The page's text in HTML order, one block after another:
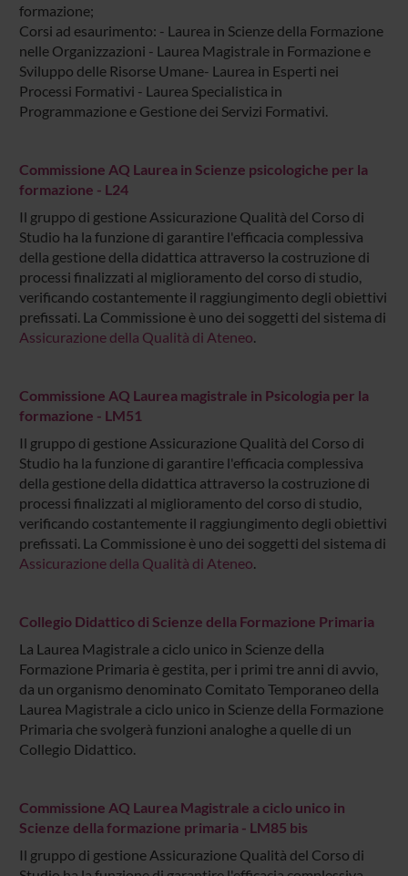
formazione;
Corsi ad esaurimento: - Laurea in Scienze della Formazione
nelle Organizzazioni - Laurea Magistrale in Formazione e
Sviluppo delle Risorse Umane- Laurea in Esperti nei
Processi Formativi - Laurea Specialistica in
Programmazione e Gestione dei Servizi Formativi.
Commissione AQ Laurea in Scienze psicologiche per la
formazione - L24
Il gruppo di gestione Assicurazione Qualità del Corso di
Studio ha la funzione di garantire l'efficacia complessiva
della gestione della didattica attraverso la costruzione di
processi finalizzati al miglioramento del corso di studio,
verificando costantemente il raggiungimento degli obiettivi
prefissati. La Commissione è uno dei soggetti del sistema di
Assicurazione della Qualità di Ateneo.
Commissione AQ Laurea magistrale in Psicologia per la
formazione - LM51
Il gruppo di gestione Assicurazione Qualità del Corso di
Studio ha la funzione di garantire l'efficacia complessiva
della gestione della didattica attraverso la costruzione di
processi finalizzati al miglioramento del corso di studio,
verificando costantemente il raggiungimento degli obiettivi
prefissati. La Commissione è uno dei soggetti del sistema di
Assicurazione della Qualità di Ateneo.
Collegio Didattico di Scienze della Formazione Primaria
La Laurea Magistrale a ciclo unico in Scienze della
Formazione Primaria è gestita, per i primi tre anni di avvio,
da un organismo denominato Comitato Temporaneo della
Laurea Magistrale a ciclo unico in Scienze della Formazione
Primaria che svolgerà funzioni analoghe a quelle di un
Collegio Didattico.
Commissione AQ Laurea Magistrale a ciclo unico in
Scienze della formazione primaria - LM85 bis
Il gruppo di gestione Assicurazione Qualità del Corso di